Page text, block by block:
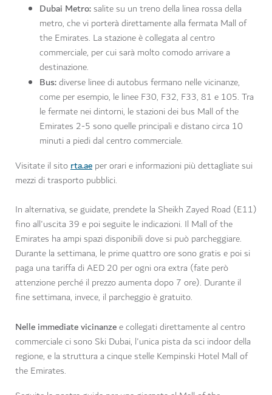
Dubai Metro:salite su un treno della linea rossa della
metro, che vi porterà direttamente alla fermata Mall of
the Emirates. La stazione è collegata al centro
commerciale, per cui sarà molto comodo arrivare a
destinazione.
Bus:diverse linee di autobus fermano nelle vicinanze,
come per esempio, le linee F30, F32, F33, 81 e 105. Tra
le fermate nei dintorni, le stazioni dei bus Mall of the
Emirates 2-5 sono quelle principali e distano circa 10
minuti a piedi dal centro commerciale.
Visitate il sitorta.ae per orari e informazioni più dettagliate sui
mezzi di trasporto pubblici.
In alternativa, se guidate, prendete la Sheikh Zayed Road (E11)
fino all'uscita 39 e poi seguite le indicazioni. Il Mall of the
Emirates ha ampi spazi disponibili dove si può parcheggiare.
Durante la settimana, le prime quattro ore sono gratis e poi si
paga una tariffa di AED 20 per ogni ora extra (fate però
attenzione perché il prezzo aumenta dopo 7 ore). Durante il
fine settimana, invece, il parcheggio è gratuito.
Nelle immediate vicinanzee collegati direttamente al centro
commerciale ci sono Ski Dubai, l'unica pista da sci indoor della
regione, e la struttura a cinque stelle Kempinski Hotel Mall of
the Emirates.